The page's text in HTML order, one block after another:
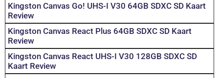
Kingston Canvas Go! UHS-I V30 64GB SDXC SD Kaart
Review
Kingston Canvas React Plus 64GB SDXC SD Kaart
Review
Kingston Canvas React UHS-I V30 128GB SDXC SD
Kaart Review